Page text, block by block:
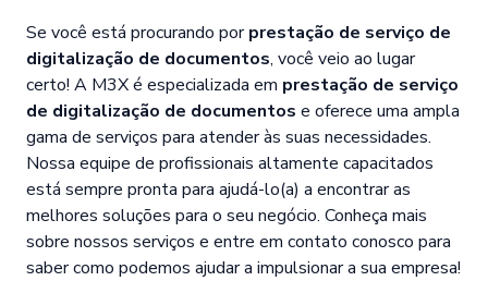
Se você está procurando porprestação de serviço de
digitalização de documentos, você veio ao lugar
certo! A M3X é especializada em prestação de serviço
de digitalização de documentos e oferece uma ampla
gama de serviços para atender às suas necessidades.
Nossa equipe de profissionais altamente capacitados
está sempre pronta para ajudá-lo(a) a encontrar as
melhores soluções para o seu negócio. Conheça mais
sobre nossos serviços e entre em contato conosco para
saber como podemos ajudar a impulsionar a sua empresa!